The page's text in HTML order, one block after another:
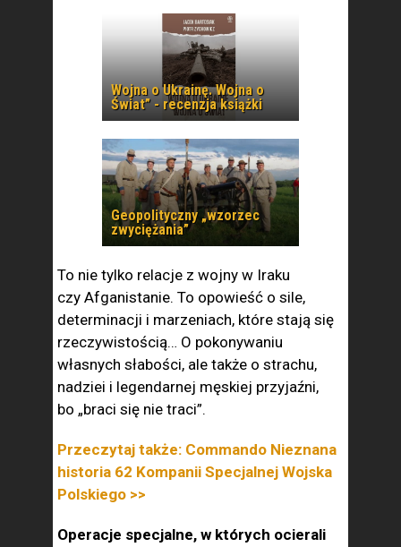
Wojna o Ukrainę. Wojna o
Świat” - recenzja książki
Geopolityczny „wzorzec
zwyciężania”
To nie tylko relacje z wojny w Iraku
czy Afganistanie. To opowieść o sile,
determinacji i marzeniach, które stają się
rzeczywistością… O pokonywaniu
własnych słabości, ale także o strachu,
nadziei i legendarnej męskiej przyjaźni,
bo „braci się nie traci”.
Przeczytaj także: Commando Nieznana
historia 62 Kompanii Specjalnej Wojska
Polskiego >>
Operacje specjalne, w których ocierali